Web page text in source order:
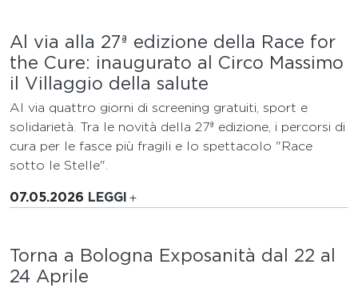
Al via alla 27ª edizione della Race for
the Cure: inaugurato al Circo Massimo
il Villaggio della salute
Al via quattro giorni di screening gratuiti, sport e
solidarietà. Tra le novità della 27ª edizione, i percorsi di
cura per le fasce più fragili e lo spettacolo "Race
sotto le Stelle".
07.05.2026 LEGGI
Torna a Bologna Exposanità dal 22 al
24 Aprile